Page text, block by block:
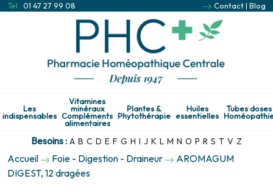
Tel : 01 47 27 99 08 Contact| Blog
Les
indispensables
Vitamines
minéraux
Compléments
alimentaires
Plantes &
Phytothérapie
Huiles
essentielles
Tubes doses
Besoins : A B C D E F G H I J K L M N O P R S T V Z
Accueil Foie - Digestion - Draineur
AROMAGUM
DIGEST, 12 dragées